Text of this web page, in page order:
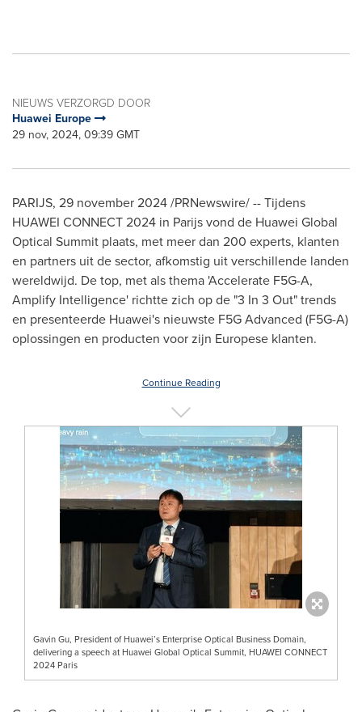
NIEUWS VERZORGD DOOR
Huawei Europe
29 nov, 2024, 09:39 GMT
PARIJS, 29 november 2024/PRNewswire/ -- Tijdens
HUAWEI CONNECT 2024 in Parijs vond de Huawei Global
Optical Summit plaats, met meer dan 200 experts, klanten
en partners uit de sector, afkomstig uit verschillende landen
wereldwijd. De top, met als thema 'Accelerate F5G-A,
Amplify Intelligence' richtte zich op de "3 In 3 Out" trends
en presenteerde Huawei's nieuwste F5G Advanced (F5G-A)
oplossingen en producten voor zijn Europese klanten.
Continue Reading
Gavin Gu, President of Huawei’s Enterprise Optical Business Domain,
delivering a speech at Huawei Global Optical Summit, HUAWEI CONNECT
2024 Paris